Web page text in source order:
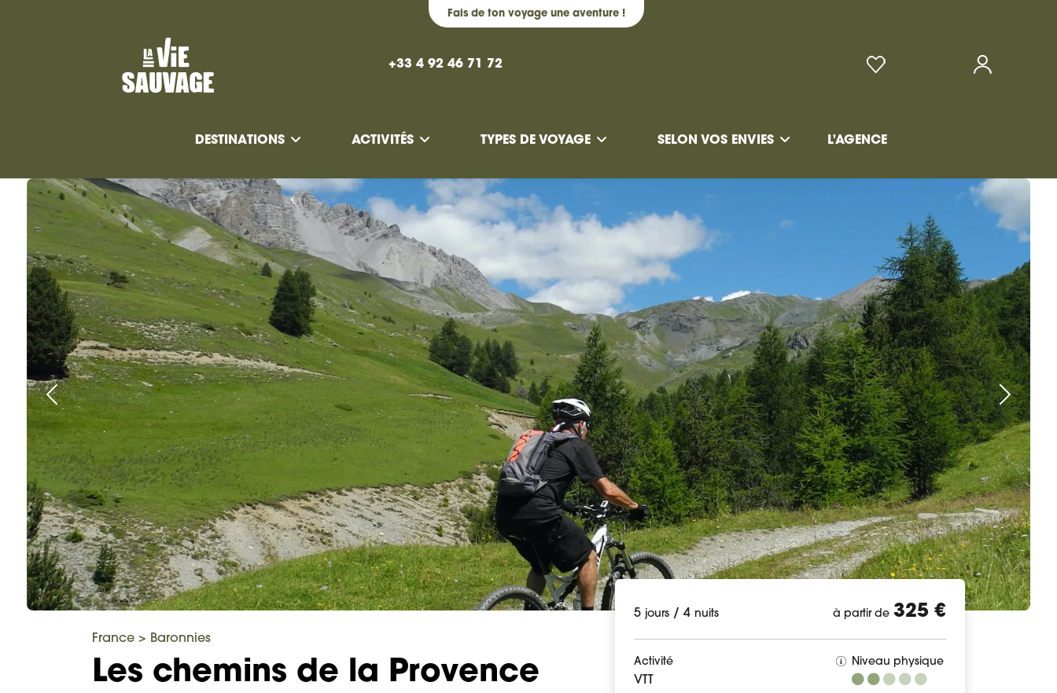
Fais de ton voyage une aventure !
DESTINATIONS ACTIVITÉS TYPES DE VOYAGE SELON VOS ENVIES L'AGENCE
+33 4 92 46 71 72
France > Baronnies
Les chemins de la Provence
5 jours / 4 nuits à partir de 325 €
Activité
VTT
Niveau physique